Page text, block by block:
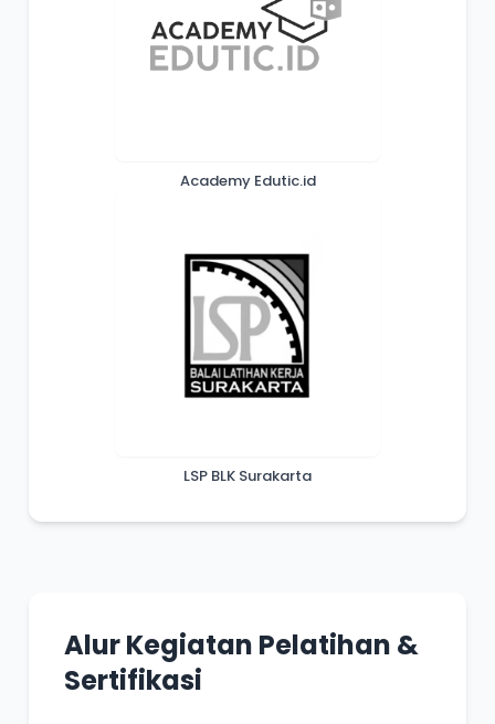
Academy Edutic.id
LSP BLK Surakarta
Alur Kegiatan Pelatihan &
Sertifikasi